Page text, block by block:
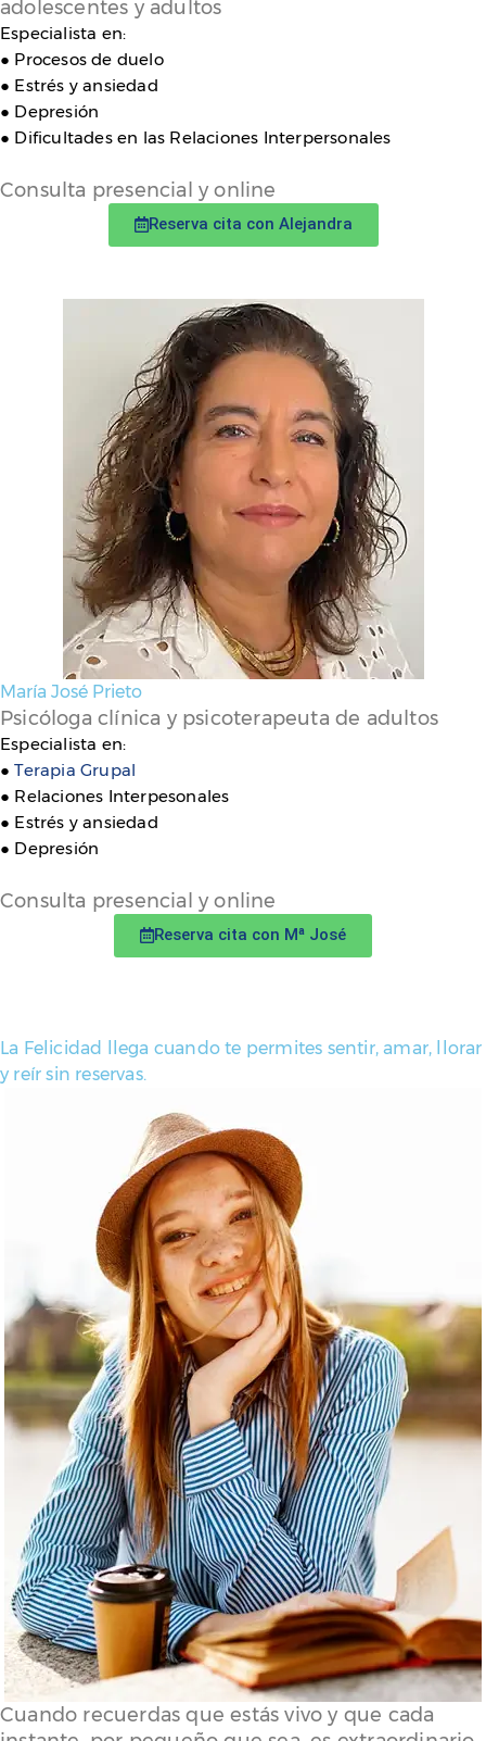
adolescentes y adultos
Especialista en:
● Procesos de duelo
● Estrés y ansiedad
● Depresión
● Dificultades en las Relaciones Interpersonales
Consulta presencial y online
Reserva cita con Alejandra
María José Prieto
Psicóloga clínica y psicoterapeuta de adultos
Especialista en:
●Terapia Grupal
● Relaciones Interpesonales
● Estrés y ansiedad
● Depresión
Consulta presencial y online
Reserva cita con Mª José
La Felicidad llega cuando te permites sentir, amar, llorar
y reír sin reservas.
Cuando recuerdas que estás vivo y que cada